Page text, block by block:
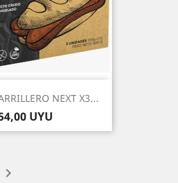
NEXT X3...
UYU
